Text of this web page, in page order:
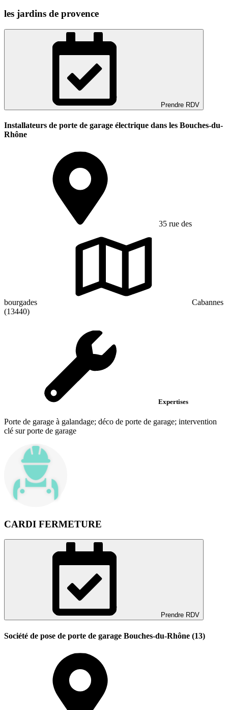
les jardins de provence
Prendre RDV
Installateurs de porte de garage électrique dans les Bouches-du-
Rhône
35 rue des
bourgades
Cabannes
(13440)
Expertises
Porte de garage à galandage; déco de porte de garage; intervention
clé sur porte de garage
CARDI FERMETURE
Prendre RDV
Société de pose de porte de garage Bouches-du-Rhône (13)